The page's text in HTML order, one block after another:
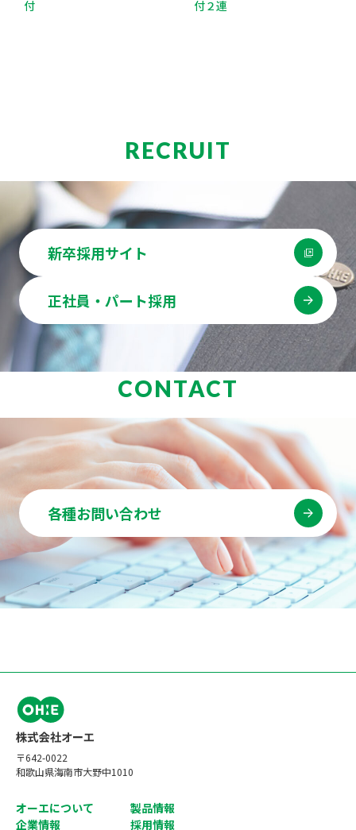
付
付２連
RECRUIT
新卒採用サイト
正社員・パート採用
CONTACT
各種お問い合わせ
〒642-0022
和歌山県海南市大野中1010
オーエについて
製品情報
企業情報
採用情報